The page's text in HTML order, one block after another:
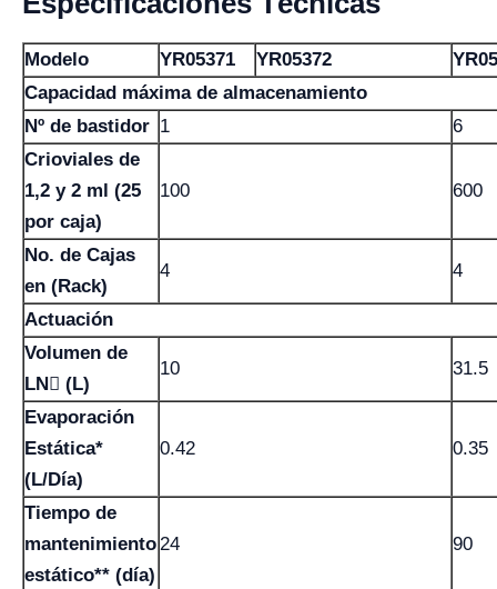
Modelo YR05371 YR05372
Capacidad máxima de almacenamiento
Nº de bastidor 1
6
Crioviales de
1,2 y 2 ml (25
por caja)
100 600
No. de Cajas
en (Rack)
4 4
Actuación
Volumen de
LN (L)
10 31.5
Evaporación
Estática*
(L/Día)
0.42 0.35
Tiempo de
mantenimiento
estático** (día)
24 90